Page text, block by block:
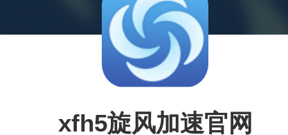
xfh5旋风加速官网